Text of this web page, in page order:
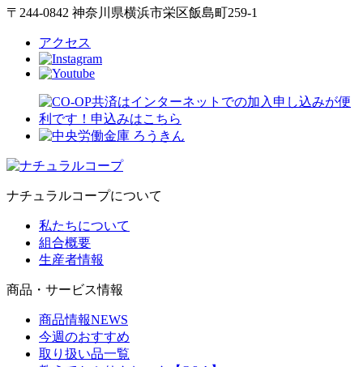
〒244-0842 神奈川県横浜市栄区飯島町259-1
アクセス
ナチュラルコープについて
私たちについて
組合概要
生産者情報
商品・サービス情報
商品情報NEWS
今週のおすすめ
取り扱い品一覧